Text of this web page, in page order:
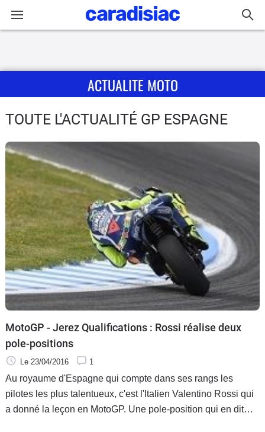
Actu
Essais
Equipement
Avis
Forum
Scooters
&
125
Marques
Services
Auto
ACTUALITE MOTO
TOUTE L'ACTUALITÉ GP ESPAGNE
MotoGP - Jerez Qualifications : Rossi réalise deux
pole-positions
Le 23/04/2016 1
Au royaume d'Espagne qui compte dans ses rangs les
pilotes les plus talentueux, c'est l'Italien Valentino Rossi qui
a donné la leçon en MotoGP. Une pole-position qui en dit